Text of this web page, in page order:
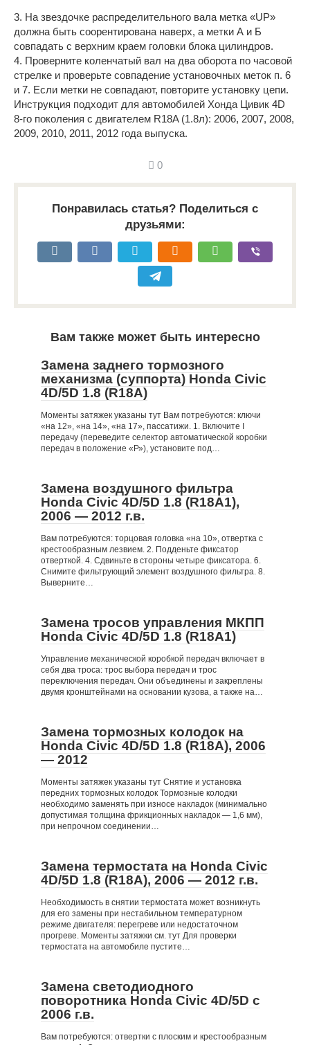
3. На звездочке распределительного вала метка «UP»
должна быть соорентирована наверх, а метки А и Б
совпадать с верхним краем головки блока цилиндров.
4. Проверните коленчатый вал на два оборота по часовой
стрелке и проверьте совпадение установочных меток п. 6
и 7. Если метки не совпадают, повторите установку цепи.
Инструкция подходит для автомобилей Хонда Цивик 4D
8-го поколения с двигателем R18A (1.8л): 2006, 2007, 2008,
2009, 2010, 2011, 2012 года выпуска.
0
Понравилась статья? Поделиться с
друзьями:
Вам также может быть интересно
Замена заднего тормозного
механизма (суппорта) Honda Civic
4D/5D 1.8 (R18A)
Моменты затяжек указаны тут Вам потребуются: ключи
«на 12», «на 14», «на 17», пассатижи. 1. Включите I
передачу (переведите селектор автоматической коробки
передач в положение «Р»), установите под…
Замена воздушного фильтра
Honda Civic 4D/5D 1.8 (R18A1),
2006 — 2012 г.в.
Вам потребуются: торцовая головка «на 10», отвертка с
крестообразным лезвием. 2. Подденьте фиксатор
отверткой. 4. Сдвиньте в стороны четыре фиксатора. 6.
Снимите фильтрующий элемент воздушного фильтра. 8.
Выверните…
Замена тросов управления МКПП
Honda Civic 4D/5D 1.8 (R18A1)
Управление механической коробкой передач включает в
себя два троса: трос выбора передач и трос
переключения передач. Они объединены и закреплены
двумя кронштейнами на основании кузова, а также на…
Замена тормозных колодок на
Honda Civic 4D/5D 1.8 (R18A), 2006
— 2012
Моменты затяжек указаны тут Снятие и установка
передних тормозных колодок Тормозные колодки
необходимо заменять при износе накладок (минимально
допустимая толщина фрикционных накладок — 1,6 мм),
при непрочном соединении…
Замена термостата на Honda Civic
4D/5D 1.8 (R18A), 2006 — 2012 г.в.
Необходимость в снятии термостата может возникнуть
для его замены при нестабильном температурном
режиме двигателя: перегреве или недостаточном
прогреве. Моменты затяжки см. тут Для проверки
термостата на автомобиле пустите…
Замена светодиодного
поворотника Honda Civic 4D/5D с
2006 г.в.
Вам потребуются: отвертки с плоским и крестообразным